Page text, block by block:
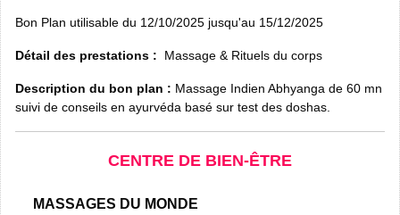
Bon Plan utilisable du 12/10/2025 jusqu'au 15/12/2025
Détail des prestations : Massage & Rituels du corps
Description du bon plan : Massage Indien Abhyanga de 60 mn
suivi de conseils en ayurvéda basé sur test des doshas.
CENTRE DE BIEN-ÊTRE
MASSAGES DU MONDE